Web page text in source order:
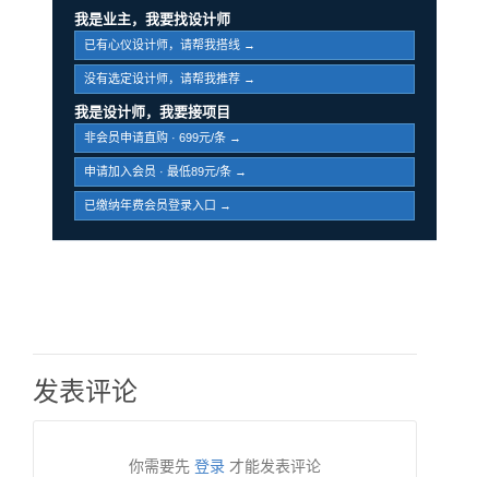
我是业主，我要找设计师
已有心仪设计师，请帮我搭线 →
没有选定设计师，请帮我推荐 →
我是设计师，我要接项目
非会员申请直购 · 699元/条 →
申请加入会员 · 最低89元/条 →
已缴纳年费会员登录入口 →
发表评论
你需要先 登录 才能发表评论